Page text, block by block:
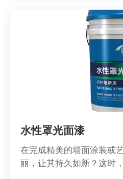
水性罩光面漆
在完成精美的墙面涂装或
丽，让其持久如新？这时